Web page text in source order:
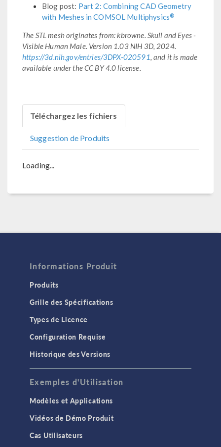
Blog post: Part 2: Combining CAD Geometry
with Meshes in COMSOL Multiphysics®
The STL mesh originates from: kbrowne. Skull and Eyes -
Visible Human Male. Version 1.03 NIH 3D, 2024.
https://3d.nih.gov/entries/3DPX-020591, and it is made
available under the CC BY 4.0 license.
Téléchargez les fichiers
Suggestion de Produits
Loading...
Informations Produit
Produits
Grille des Spécifications
Types de Licence
Configuration Requise
Historique des Versions
Exemples d'Utilisation
Modèles et Applications
Vidéos de Démo Produit
Cas Utilisateurs